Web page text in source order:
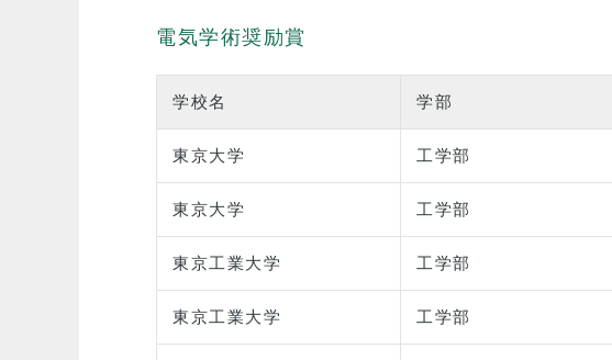
電気学術奨励賞
学校名 学部
東京大学 工学部
東京大学 工学部
東京工業大学 工学部
東京工業大学 工学部